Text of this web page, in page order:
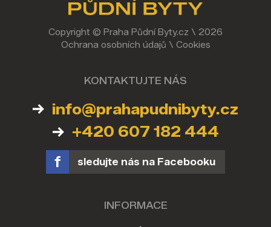
Copyright © Praha Půdní Byty.cz \ 2026
Ochrana osobních údajů \ Cookies
KONTAKTUJTE NÁS
info@prahapudnibyty.cz
+420 607 182 444
sledujte nás na Facebooku
INFORMACE